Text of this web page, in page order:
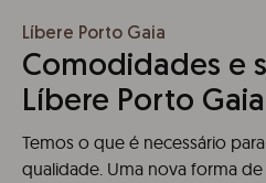
Líbere Porto Gaia
Comodidades e
Líbere Porto Gaia
Temos o que é necessário
qualidade. Uma nova forma